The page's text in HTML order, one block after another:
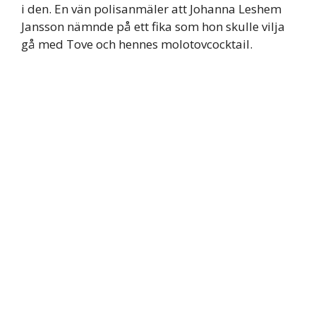
i den. En vän polisanmäler att Johanna Leshem
Jansson nämnde på ett fika som hon skulle vilja
gå med Tove och hennes molotovcocktail.